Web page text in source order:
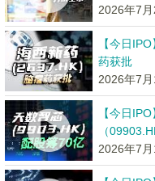
2026年7
【今日
药获批
2026年7
【今日
（
2026年7